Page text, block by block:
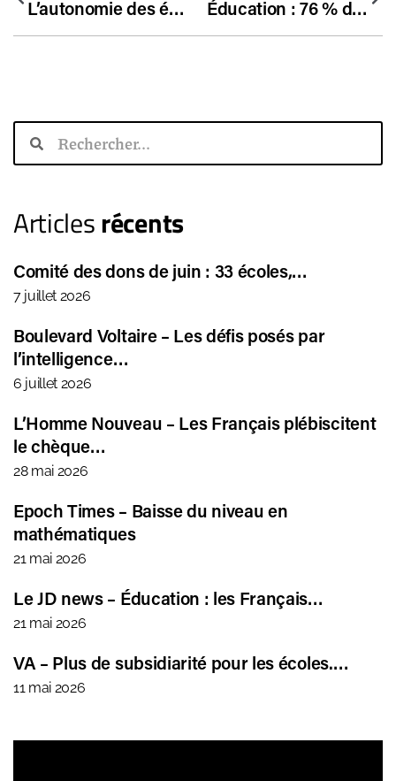
L’autonomie des écoles : l’exemple du chèque éducation suédois Éducation : 76 % des Français ont une mauvaise opinion de l’action des pouvoirs publics
Articlesrécents
Comité des dons de juin : 33 écoles,…
7 juillet 2026
Boulevard Voltaire – Les défis posés par
l’intelligence…
6 juillet 2026
L’Homme Nouveau – Les Français plébiscitent
le chèque…
28 mai 2026
Epoch Times – Baisse du niveau en
mathématiques
21 mai 2026
Le JD news – Éducation : les Français…
21 mai 2026
VA – Plus de subsidiarité pour les écoles.…
11 mai 2026